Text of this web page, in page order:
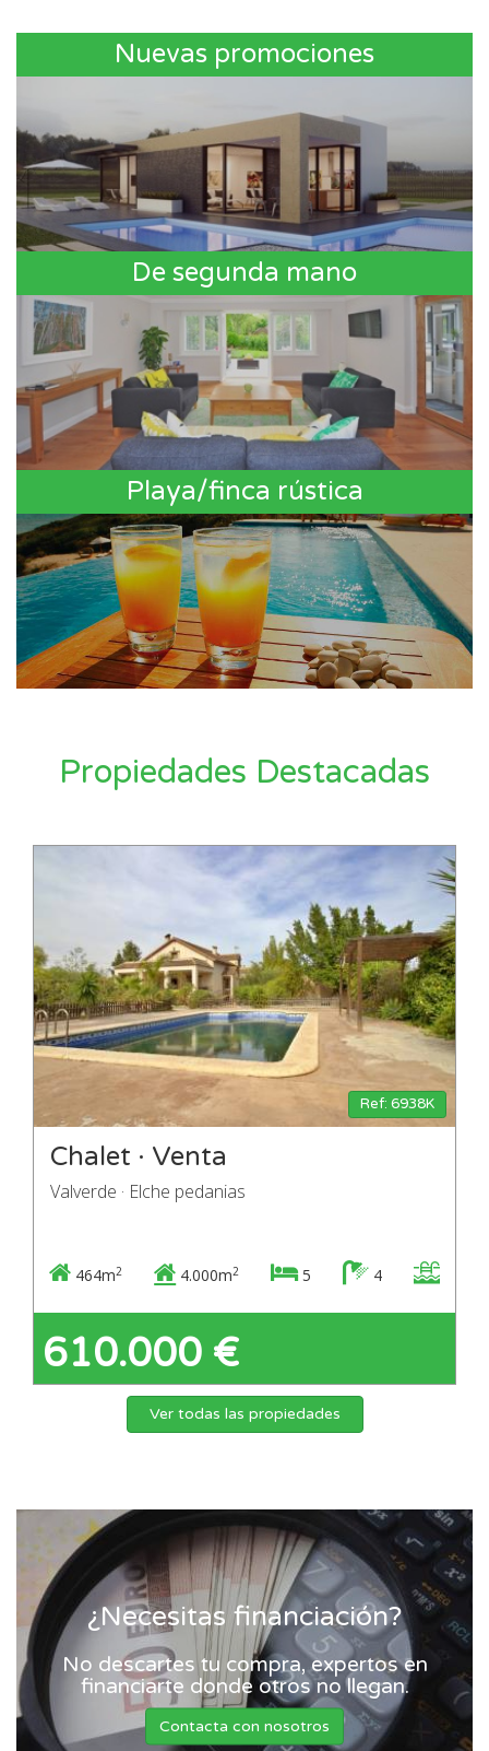
Nuevas promociones
De segunda mano
Playa/finca rústica
Propiedades Destacadas
Ref: 6938K
Chalet · Venta
Valverde · Elche pedanias
464m2 4.000m2 5 4
610.000 €
Ver todas las propiedades
¿Necesitas financiación?
No descartes tu compra, expertos en
financiarte donde otros no llegan.
Contacta con nosotros